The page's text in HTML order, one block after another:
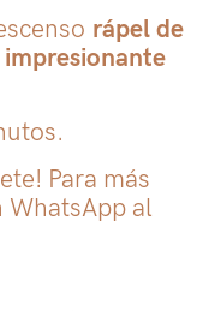
rápel de
Para más
WhatsApp al